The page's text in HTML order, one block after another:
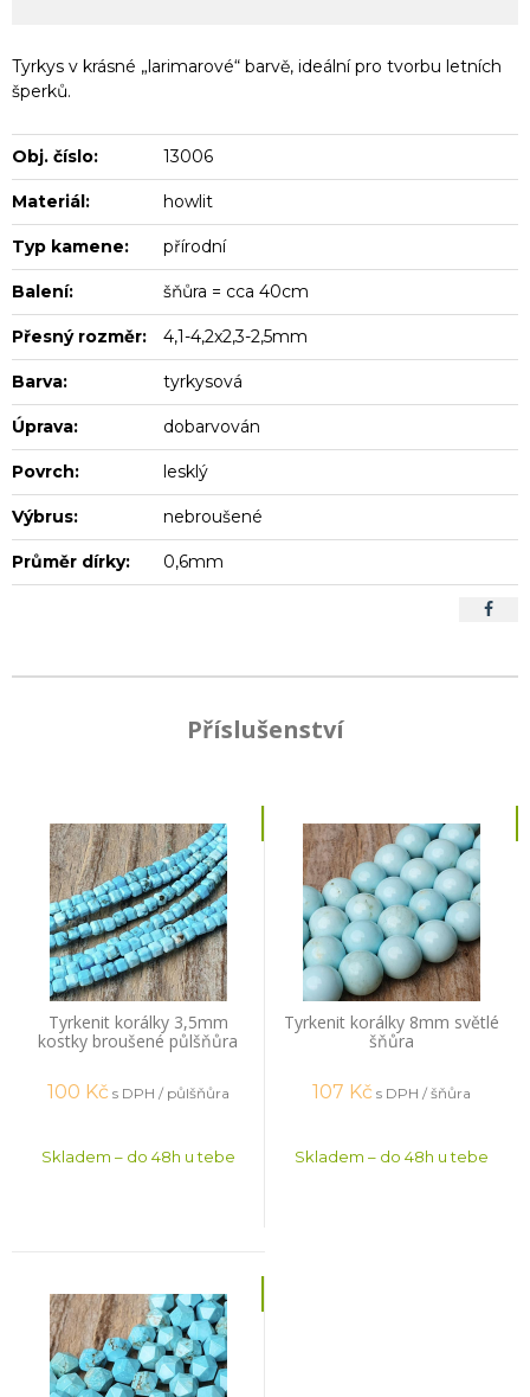
Tyrkys v krásné „larimarové“ barvě, ideální pro tvorbu letních
šperků.
Obj. číslo: 13006
Materiál: howlit
Typ kamene: přírodní
Balení: šňůra = cca 40cm
Přesný rozměr: 4,1-4,2x2,3-2,5mm
Barva: tyrkysová
Úprava: dobarvován
Povrch: lesklý
Výbrus: nebroušené
Průměr dírky: 0,6mm
Příslušenství
Tyrkenit korálky 3,5mm
kostky broušené půlšňůra
100 Kč s DPH / půlšňůra
Skladem – do 48h u tebe
Tyrkenit korálky 8mm světlé
šňůra
107 Kč s DPH / šňůra
Skladem – do 48h u tebe